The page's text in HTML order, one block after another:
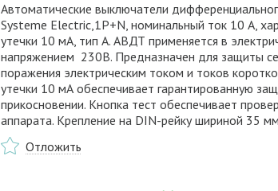
Автоматические выключатели
Systeme Electric,1P+N, номинальный ток 10 А,
утечки 10 мА, тип А. АВДТ применяется в
напряжением 230В. Предназначен для защиты
поражения электрическим током и токов
утечки 10 мА обеспечивает гарантированную
прикосновении. Кнопка тест обеспечивает
аппарата. Крепление на DIN-рейку шириной 35
Отложить